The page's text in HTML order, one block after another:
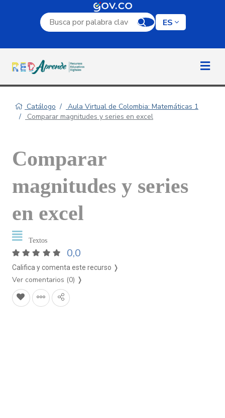
Campo de búsqueda por palabra clave
ES
Catálogo
Aula Virtual de Colombia: Matemáticas 1
Comparar magnitudes y series en excel
Comparar
magnitudes y series
en excel
Textos
0,0
Califica y comenta este recurso ❭
Ver comentarios (0) ❭